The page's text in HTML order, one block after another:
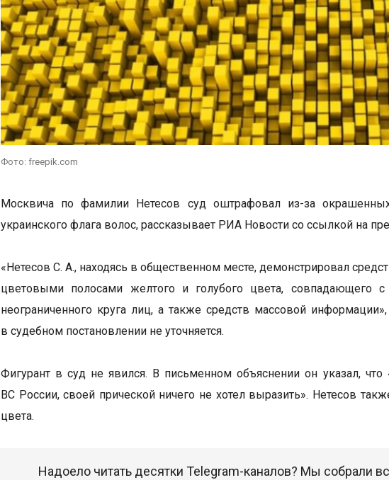
Фото: freepik.com
Москвича по фамилии Нетесов суд оштрафовал из-за
украинского флага волос, рассказывает РИА Новости со ссылкой на
«Нетесов С. А., находясь в общественном месте, демонстрировал
цветовыми полосами желтого и голубого цвета, совпадающего
неограниченного круга лиц, а также средств массовой информации»,
в судебном постановлении не уточняется.
Фигурант в суд не явился. В письменном объяснении он указал,
ВС России, своей прической ничего не хотел выразить». Нетесов
цвета.
Надоело читать десятки Telegram-каналов? Мы собрали